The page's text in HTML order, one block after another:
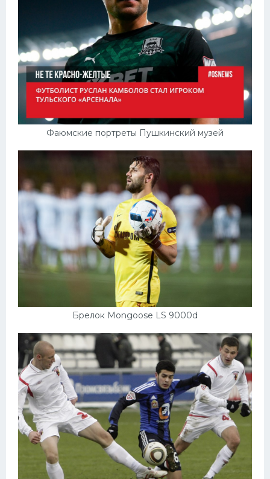
Фаюмские портреты Пушкинский музей
Брелок Mongoose LS 9000d